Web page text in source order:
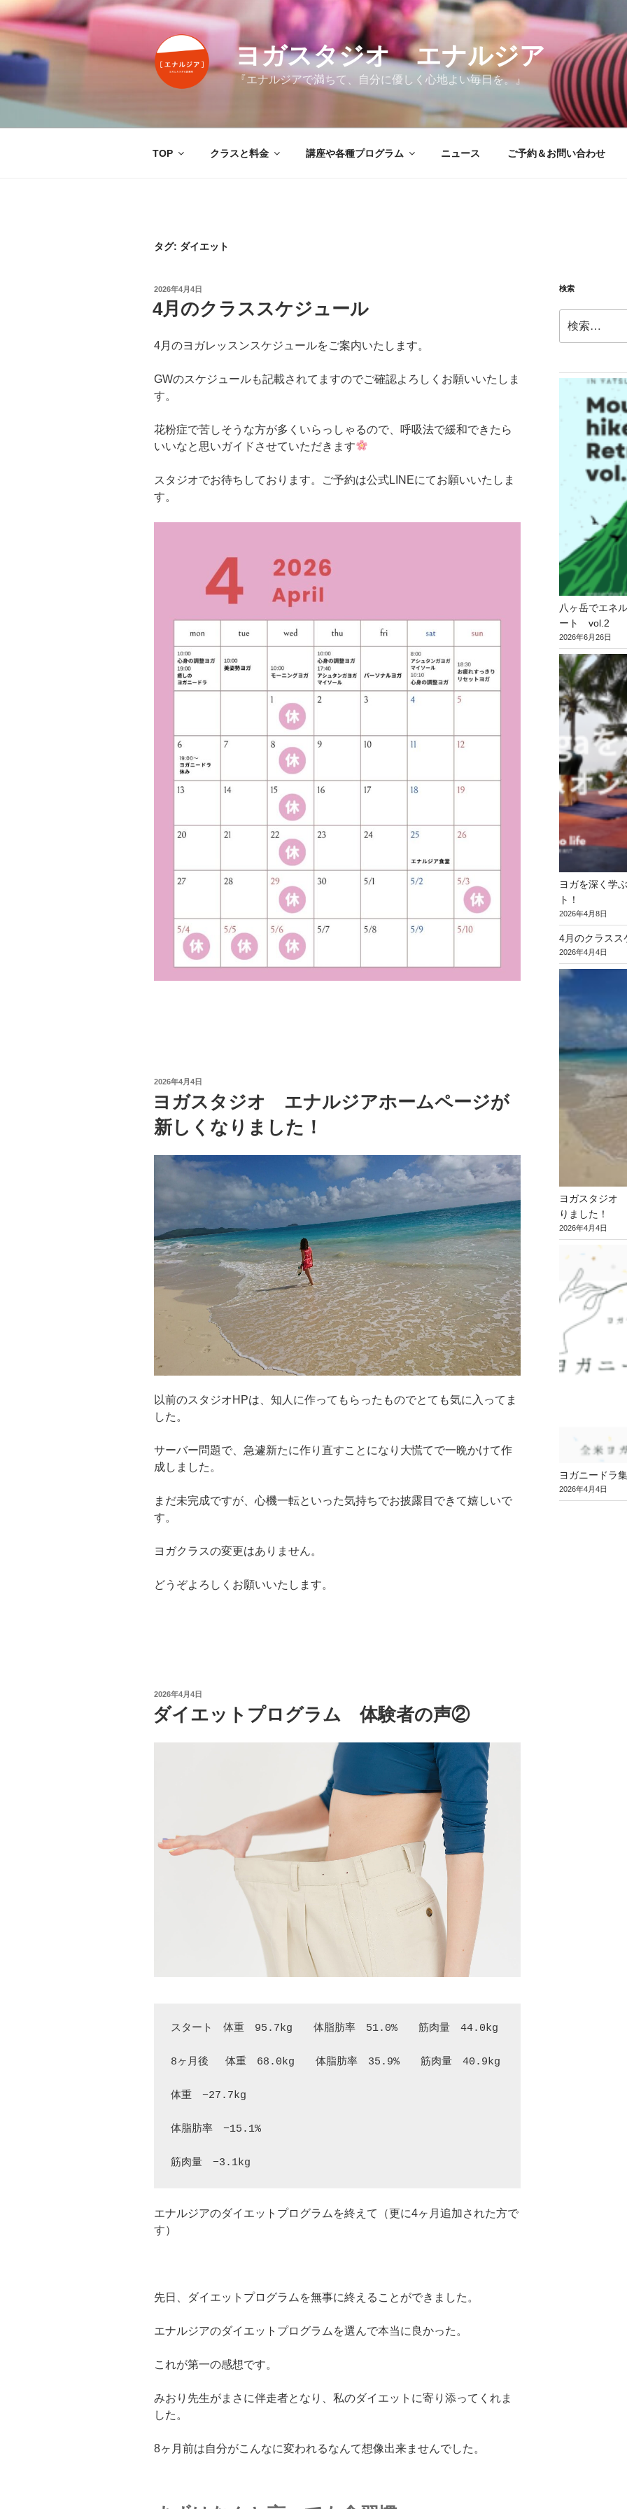
コ
ン
ン
ヨガスタジオ エナルジア
『エナルジアで満ちて、自分に優しく心地よい毎日を。』
TOP クラスと料金 講座や各種プログラム ニュース ご予約＆お問い合わせ
タグ: ダイエット
投
日:
2026年4月4日
4月のクラススケジュール
4月のヨガレッスンスケジュールをご案内いたします。
GWのスケジュールも記載されてますのでご確認よろしくお願いいたしま
す。
花粉症で苦しそうな方が多くいらっしゃるので、呼吸法で緩和できたら
いいなと思いガイドさせていただきます
スタジオでお待ちしております。ご予約は公式LINEにてお願いいたしま
す。
投
日:
2026年4月4日
ヨガスタジオ エナルジアホームページが
新しくなりました！
以前のスタジオHPは、知人に作ってもらったものでとても気に入ってま
した。
サーバー問題で、急遽新たに作り直すことになり大慌てで一晩かけて作
成しました。
まだ未完成ですが、心機一転といった気持ちでお披露目できて嬉しいで
す。
ヨガクラスの変更はありません。
どうぞよろしくお願いいたします。
投
稿
日:
2026年4月4日
ダイエットプログラム 体験者の声②
スタート　体重　95.7kg　　体脂肪率　51.0%　　筋肉量　44.0kg
8ヶ月後　 体重　68.0kg　　体脂肪率　35.9%　　筋肉量　40.9kg
体重　−27.7kg
体脂肪率　−15.1%
筋肉量　−3.1kg
エナルジアのダイエットプログラムを終えて（更に4ヶ月追加された方で
す）
先日、ダイエットプログラムを無事に終えることができました。
エナルジアのダイエットプログラムを選んで本当に良かった。
これが第一の感想です。
みおり先生がまさに伴走者となり、私のダイエットに寄り添ってくれま
した。
8ヶ月前は自分がこんなに変われるなんて想像出来ませんでした。
検索
索:
八ヶ岳でエネ
ート vol.2
2026年6月26日
ヨガを深く学
ト！
2026年4月8日
4月のクラスス
2026年4月4日
ヨガスタジオ
りました！
2026年4月4日
ヨガニードラ
2026年4月4日